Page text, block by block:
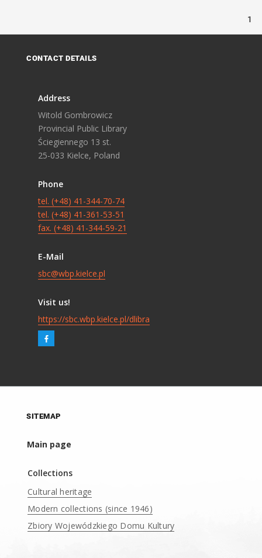
1
CONTACT DETAILS
Address
Witold Gombrowicz
Provincial Public Library
Ściegiennego 13 st.
25-033 Kielce, Poland
Phone
tel. (+48) 41-344-70-74
tel. (+48) 41-361-53-51
fax. (+48) 41-344-59-21
E-Mail
sbc@wbp.kielce.pl
Visit us!
https://sbc.wbp.kielce.pl/dlibra
SITEMAP
Main page
Collections
Cultural heritage
Modern collections (since 1946)
Zbiory Wojewódzkiego Domu Kultury